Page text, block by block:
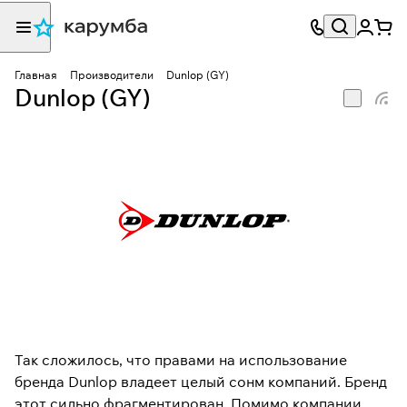
Главная Производители Dunlop (GY)
Dunlop (GY)
Так сложилось, что правами на использование
бренда Dunlop владеет целый сонм компаний. Бренд
этот сильно фрагментирован. Помимо компании